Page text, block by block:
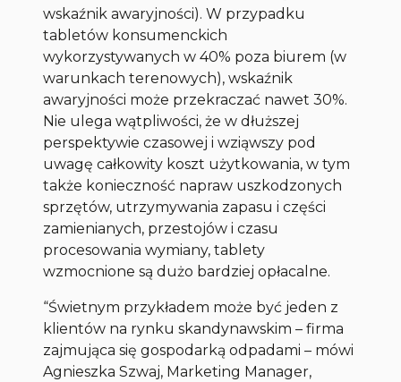
wskaźnik awaryjności). W przypadku
tabletów konsumenckich
wykorzystywanych w 40% poza biurem (w
warunkach terenowych), wskaźnik
awaryjności może przekraczać nawet 30%.
Nie ulega wątpliwości, że w dłuższej
perspektywie czasowej i wziąwszy pod
uwagę całkowity koszt użytkowania, w tym
także konieczność napraw uszkodzonych
sprzętów, utrzymywania zapasu i części
zamienianych, przestojów i czasu
procesowania wymiany, tablety
wzmocnione są dużo bardziej opłacalne.
“Świetnym przykładem może być jeden z
klientów na rynku skandynawskim – firma
zajmująca się gospodarką odpadami – mówi
Agnieszka Szwaj, Marketing Manager,